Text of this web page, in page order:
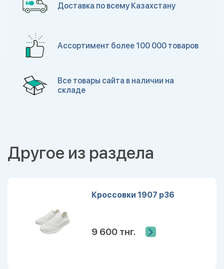
Доставка по всему Казахстану
Ассортимент более 100 000 товаров
Все товары сайта в наличии на
складе
Другое из раздела
Кроссовки 1907 р36
9 600 тнг.